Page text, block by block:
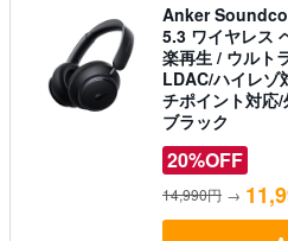
Anker
5.3 ワイヤレス
楽再生 / ウルト
LDAC/ハイレゾ
チポイント対応/
ブラック
20%OFF
14,990円 →